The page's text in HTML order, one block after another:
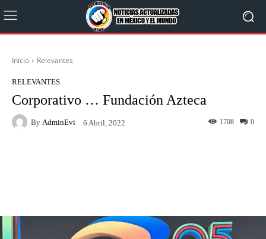
Inicio Relevantes
RELEVANTES
Corporativo … Fundación Azteca
By AdminEvi 6 Abril, 2022 0
1708